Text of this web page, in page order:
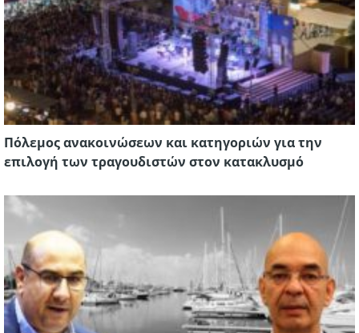
Πόλεμος ανακοινώσεων και κατηγοριών για την
επιλογή των τραγουδιστών στον κατακλυσμό